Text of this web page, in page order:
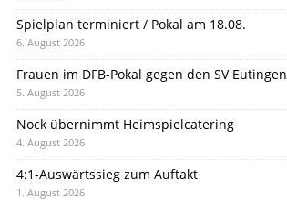
Spielplan terminiert / Pokal am 18.08.
6. August 2026
Frauen im DFB-Pokal gegen den SV Eutingen
5. August 2026
Nock übernimmt Heimspielcatering
4. August 2026
4:1-Auswärtssieg zum Auftakt
1. August 2026